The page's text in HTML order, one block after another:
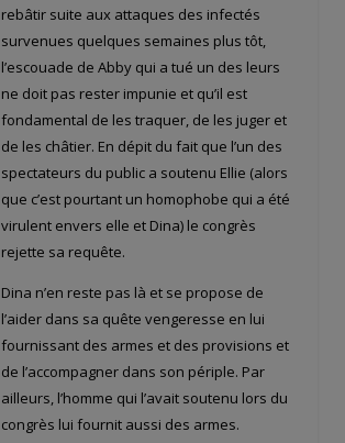
rebâtir suite aux attaques des infectés
survenues quelques semaines plus tôt,
l’escouade de Abby qui a tué un des leurs
ne doit pas rester impunie et qu’il est
fondamental de les traquer, de les juger et
de les châtier. En dépit du fait que l’un des
spectateurs du public a soutenu Ellie (alors
que c’est pourtant un homophobe qui a été
virulent envers elle et Dina) le congrès
rejette sa requête.
Dina n’en reste pas là et se propose de
l’aider dans sa quête vengeresse en lui
fournissant des armes et des provisions et
de l’accompagner dans son périple. Par
ailleurs, l’homme qui l’avait soutenu lors du
congrès lui fournit aussi des armes.